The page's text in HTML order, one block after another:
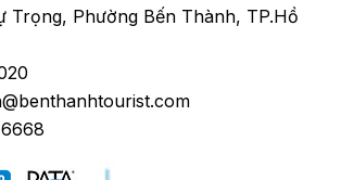
Trọng, Phường Bến Thành, TP.Hồ